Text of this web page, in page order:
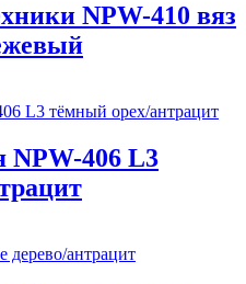
NPW-410 вяз
NPW-406 L3